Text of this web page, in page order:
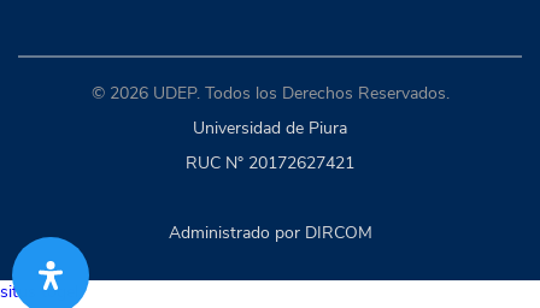
© 2026 UDEP. Todos los Derechos Reservados.
Universidad de Piura
RUC N° 20172627421
Administrado por DIRCOM
situs togel